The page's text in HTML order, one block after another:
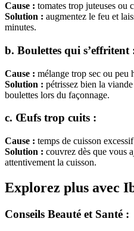
Cause : tomates trop juteuses ou
Solution : augmentez le feu et
minutes.
b. Boulettes qui s’effritent
Cause : mélange trop sec ou peu
Solution : pétrissez bien la
boulettes lors du façonnage.
c. Œufs trop cuits :
Cause : temps de cuisson excessif
Solution : couvrez dès que vous
attentivement la cuisson.
Explorez plus avec
Conseils Beauté et Santé :